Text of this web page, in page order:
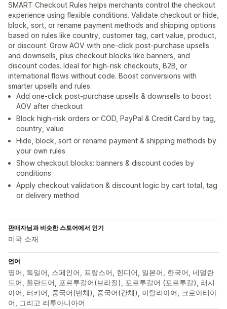
SMART Checkout Rules helps merchants control the checkout
experience using flexible conditions. Validate checkout or hide,
block, sort, or rename payment methods and shipping options
based on rules like country, customer tag, cart value, product,
or discount. Grow AOV with one-click post-purchase upsells
and downsells, plus checkout blocks like banners, and
discount codes. Ideal for high-risk checkouts, B2B, or
international flows without code. Boost conversions with
smarter upsells and rules.
Add one-click post-purchase upsells & downsells to boost
AOV after checkout
Block high-risk orders or COD, PayPal & Credit Card by tag,
country, value
Hide, block, sort or rename payment & shipping methods by
your own rules
Show checkout blocks: banners & discount codes by
conditions
Apply checkout validation & discount logic by cart total, tag
or delivery method
판매자님과 비슷한 스토어에서 인기
미국 소재
언어
영어, 독일어, 스페인어, 프랑스어, 힌디어, 일본어, 한국어, 네덜란
드어, 폴란드어, 포르투갈어(브라질), 포르투갈어 (포르투갈), 러시
아어, 터키어, 중국어(번체), 중국어(간체), 이탈리아어, 크로아티아
어, 그리고 리투아니아어